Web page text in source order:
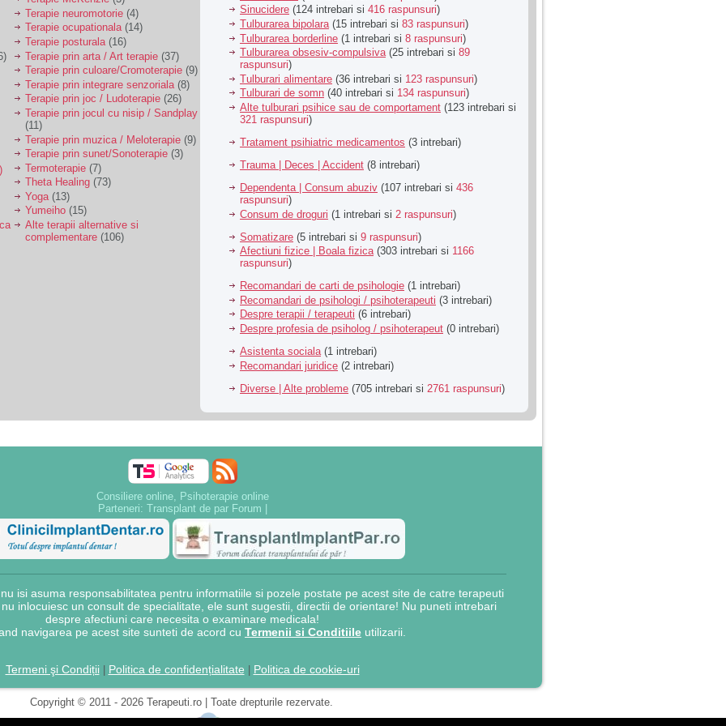
Terapie neuromotorie (4)
Terapie ocupationala(14)
Terapie posturala (16)
Terapie prin arta / Art terapie (37)
Terapie prin culoare/Cromoterapie (9)
Terapie prin integrare senzoriala (8)
Terapie prin joc / Ludoterapie (26)
Terapie prin jocul cu nisip / Sandplay
(11)
Terapie prin muzica / Meloterapie (9)
Terapie prin sunet/Sonoterapie (3)
Termoterapie (7)
Theta Healing (73)
Yoga (13)
Yumeiho (15)
Alte terapii alternative si
complementare (106)
Sinucidere (124 intrebari si 416 raspunsuri)
Tulburarea bipolara(15 intrebari si 83 raspunsuri)
Tulburarea borderline (1 intrebari si 8 raspunsuri)
Tulburarea obsesiv-compulsiva(25 intrebari si 89
raspunsuri)
Tulburari alimentare (36 intrebari si 123 raspunsuri)
Tulburari de somn (40 intrebari si 134 raspunsuri)
Alte tulburari psihice sau de comportament (123 intrebari si
321 raspunsuri)
Tratament psihiatric medicamentos (3 intrebari)
Trauma | Deces | Accident (8 intrebari)
Dependenta | Consum abuziv (107 intrebari si 436
raspunsuri)
Consum de droguri (1 intrebari si 2 raspunsuri)
Somatizare (5 intrebari si 9 raspunsuri)
Afectiuni fizice | Boala fizica(303 intrebari si 1166
raspunsuri)
Recomandari de carti de psihologie (1 intrebari)
Recomandari de psihologi / psihoterapeuti (3 intrebari)
Despre terapii / terapeuti (6 intrebari)
Despre profesia de psiholog / psihoterapeut (0 intrebari)
Asistenta sociala (1 intrebari)
Recomandari juridice (2 intrebari)
Diverse | Alte probleme (705 intrebari si 2761 raspunsuri)
Consiliere online, Psihoterapie online
Parteneri: Transplant de par Forum
isi asuma responsabilitatea pentru informatiile si pozele postate pe acest site de catre terapeuti
inlocuiesc un consult de specialitate, ele sunt sugestii, directii de orientare! Nu puneti intrebari
despre afectiuni care necesita o examinare medicala!
navigarea pe acest site sunteti de acord cu Termenii si Conditiile utilizarii.
Termeni şi Condiții| Politica de confidențialitate Politica de cookie-uri
Copyright © 2011 - 2026 Terapeuti.ro | Toate drepturile rezervate.